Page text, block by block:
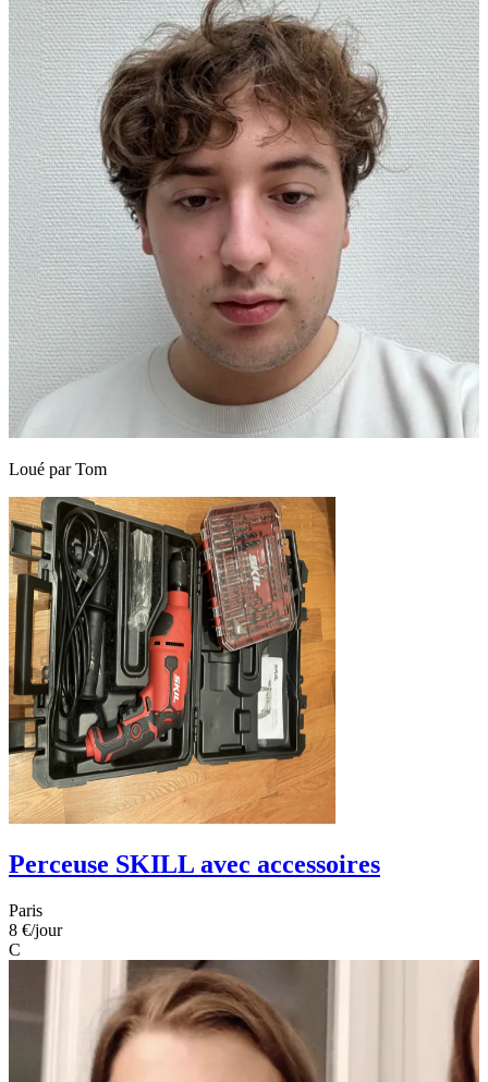
Loué parTom
Perceuse SKILL avec accessoires
Paris
8 €/jour
C